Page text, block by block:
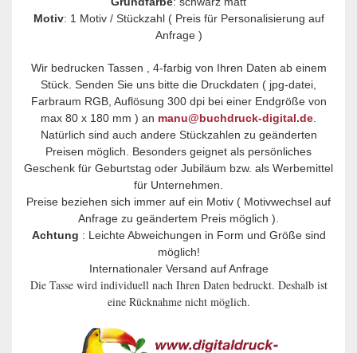
Motiv: 1 Motiv / Stückzahl ( Preis für Personalisierung auf
Anfrage )
Wir bedrucken Tassen , 4-farbig von Ihren Daten ab einem
Stück. Senden Sie uns bitte die Druckdaten ( jpg-datei,
Farbraum RGB, Auflösung 300 dpi bei einer Endgröße von
max 80 x 180 mm ) an manu@buchdruck-digital.de.
Natürlich sind auch andere Stückzahlen zu geänderten
Preisen möglich. Besonders geignet als persönliches
Geschenk für Geburtstag oder Jubiläum bzw. als Werbemittel
für Unternehmen.
Preise beziehen sich immer auf ein Motiv ( Motivwechsel auf
Anfrage zu geändertem Preis möglich ).
Achtung : Leichte Abweichungen in Form und Größe sind
möglich!
Internationaler Versand auf Anfrage
Die Tasse wird individuell nach Ihren Daten bedruckt. Deshalb ist
eine Rücknahme nicht möglich.